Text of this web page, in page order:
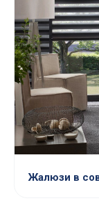
Жалюзи в